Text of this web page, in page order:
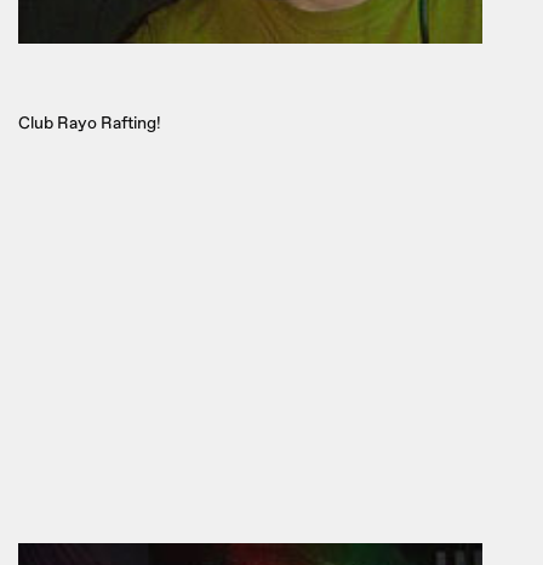
Club Rayo Rafting!